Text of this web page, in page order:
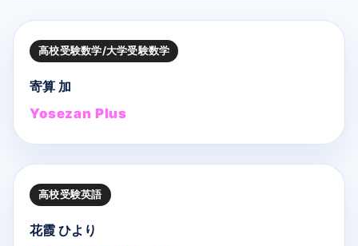
高校受験数学/大学受験数学
寄算 加
Yosezan Plus
高校受験英語
花霞 ひより